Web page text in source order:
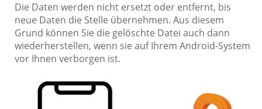
Die Daten werden nicht ersetzt oder entfernt, bis
neue Daten die Stelle übernehmen. Aus diesem
Grund können Sie die gelöschte Datei auch dann
wiederherstellen, wenn sie auf Ihrem Android-System
vor Ihnen verborgen ist.